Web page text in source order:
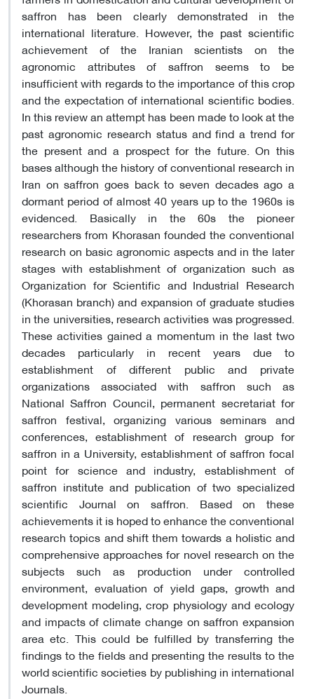
saffron has been clearly demonstrated in the
international literature. However, the past scientific
achievement of the Iranian scientists on the
agronomic attributes of saffron seems to be
insufficient with regards to the importance of this crop
and the expectation of international scientific bodies.
In this review an attempt has been made to look at the
past agronomic research status and find a trend for
the present and a prospect for the future. On this
bases although the history of conventional research in
Iran on saffron goes back to seven decades ago a
dormant period of almost 40 years up to the 1960s is
evidenced. Basically in the 60s the pioneer
researchers from Khorasan founded the conventional
research on basic agronomic aspects and in the later
stages with establishment of organization such as
Organization for Scientific and Industrial Research
(Khorasan branch) and expansion of graduate studies
in the universities, research activities was progressed.
These activities gained a momentum in the last two
decades particularly in recent years due to
establishment of different public and private
organizations associated with saffron such as
National Saffron Council, permanent secretariat for
saffron festival, organizing various seminars and
conferences, establishment of research group for
saffron in a University, establishment of saffron focal
point for science and industry, establishment of
saffron institute and publication of two specialized
scientific Journal on saffron. Based on these
achievements it is hoped to enhance the conventional
research topics and shift them towards a holistic and
comprehensive approaches for novel research on the
subjects such as production under controlled
environment, evaluation of yield gaps, growth and
development modeling, crop physiology and ecology
and impacts of climate change on saffron expansion
area etc. This could be fulfilled by transferring the
findings to the fields and presenting the results to the
world scientific societies by publishing in international
Journals.